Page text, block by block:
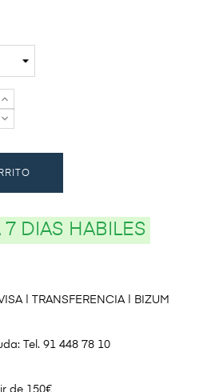
7 DIAS HABILES
| TRANSFERENCIA | BIZUM
Tel. 91 448 78 10
de 150€